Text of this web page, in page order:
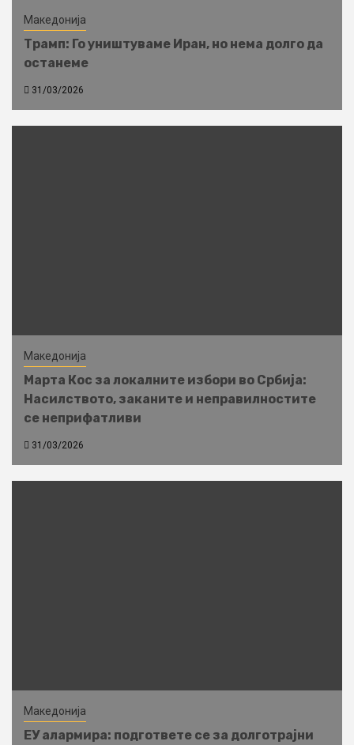
Македонија
Трамп: Го уништуваме Иран, но нема долго да
останеме
31/03/2026
Македонија
Марта Кос за локалните избори во Србија:
Насилството, заканите и неправилностите
се неприфатливи
31/03/2026
Македонија
ЕУ алармира: подгответе се за долготрајни